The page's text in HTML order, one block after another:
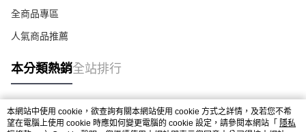
全商品專區
人氣商品推薦
本分類熱銷全站排行
熱門標籤
本網站中使用 cookie，欲查詢有關本網站使用 cookie 方式之詳情，及若您不希
望在電腦上使用 cookie 時應如何變更電腦的 cookie 設定，請參閱本網站「 隱私